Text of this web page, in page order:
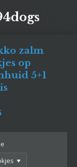
zalm
op
5+1